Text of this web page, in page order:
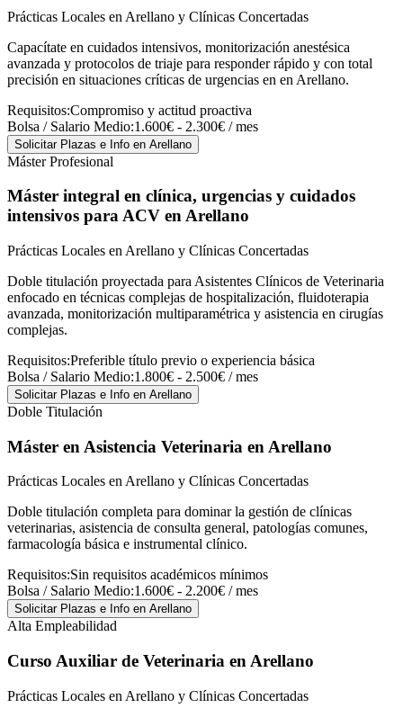
Prácticas Locales en Arellano y Clínicas Concertadas
Capacítate en cuidados intensivos, monitorización anestésica
avanzada y protocolos de triaje para responder rápido y con total
precisión en situaciones críticas de urgencias en en Arellano.
Requisitos:Compromiso y actitud proactiva
Bolsa / Salario Medio:1.600€ - 2.300€ / mes
Solicitar Plazas e Info en Arellano
Máster Profesional
Máster integral en clínica, urgencias y cuidados
intensivos para ACV en Arellano
Prácticas Locales en Arellano y Clínicas Concertadas
Doble titulación proyectada para Asistentes Clínicos de Veterinaria
enfocado en técnicas complejas de hospitalización, fluidoterapia
avanzada, monitorización multiparamétrica y asistencia en cirugías
complejas.
Requisitos:Preferible título previo o experiencia básica
Bolsa / Salario Medio:1.800€ - 2.500€ / mes
Solicitar Plazas e Info en Arellano
Doble Titulación
Máster en Asistencia Veterinaria en Arellano
Prácticas Locales en Arellano y Clínicas Concertadas
Doble titulación completa para dominar la gestión de clínicas
veterinarias, asistencia de consulta general, patologías comunes,
farmacología básica e instrumental clínico.
Requisitos:Sin requisitos académicos mínimos
Bolsa / Salario Medio:1.600€ - 2.200€ / mes
Solicitar Plazas e Info en Arellano
Alta Empleabilidad
Curso Auxiliar de Veterinaria en Arellano
Prácticas Locales en Arellano y Clínicas Concertadas